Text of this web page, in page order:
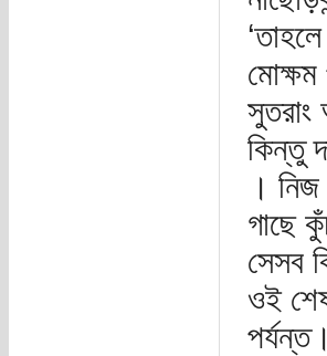
কিন্তু
।
গাছে
সেসব
ওই
পর্যন্ত।